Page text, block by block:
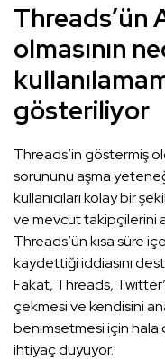
Threads’ün
olmasının
gösteriliyor
Threads’in göstermiş
sorununu aşma
kullanıcıları kolay bir
ve mevcut takipçilerini
Threads’ün kısa süre
kaydettiği iddiasını
Fakat, Threads,
çekmesi ve kendisini
benimsetmesi için hala
ihtiyaç duyuyor.